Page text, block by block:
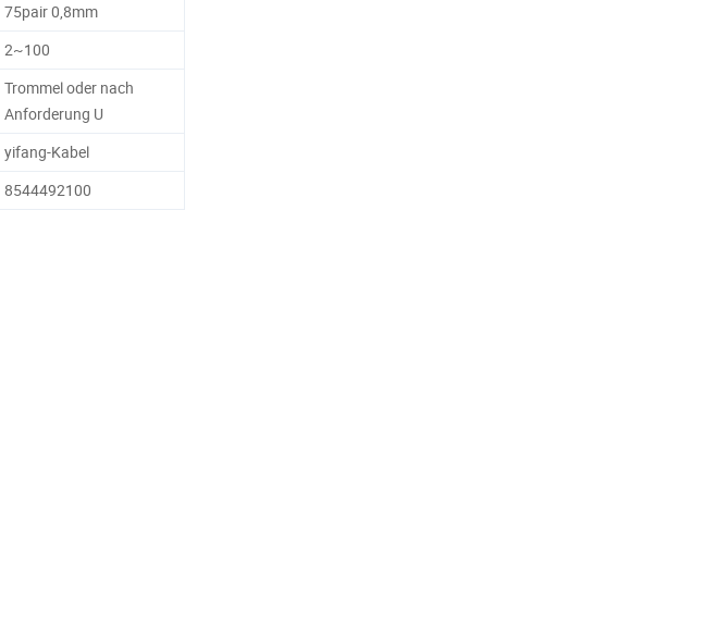
75pair 0,8mm
2~100
Trommel oder nach
Anforderung U
yifang-Kabel
8544492100